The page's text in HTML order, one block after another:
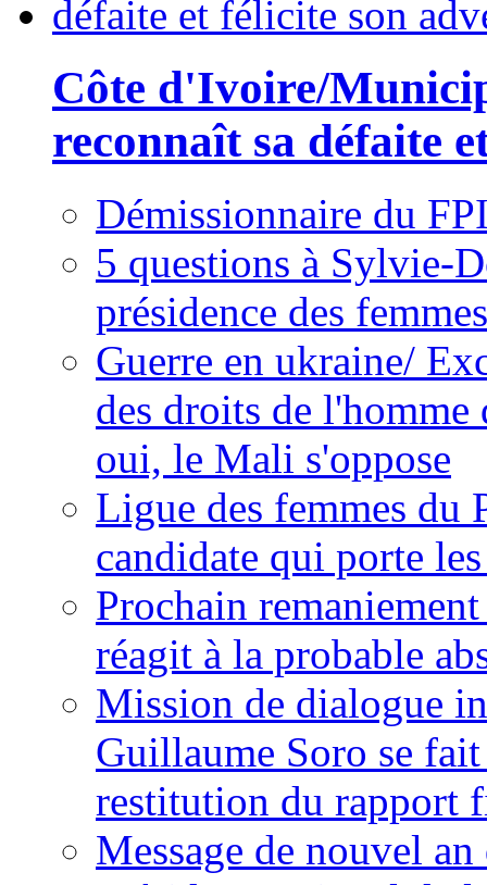
Côte d'Ivoire/
reconnaît sa défaite
Démissionnaire du
5 questions à Sylvie-
présidence des
Guerre en ukraine/
des droits de
oui, le Mali s'oppose
Ligue des femmes du
candidate qui porte
Prochain
réagit à la probable
Mission de dialogue
Guillaume Soro se
restitution du rapport
Message de nouvel